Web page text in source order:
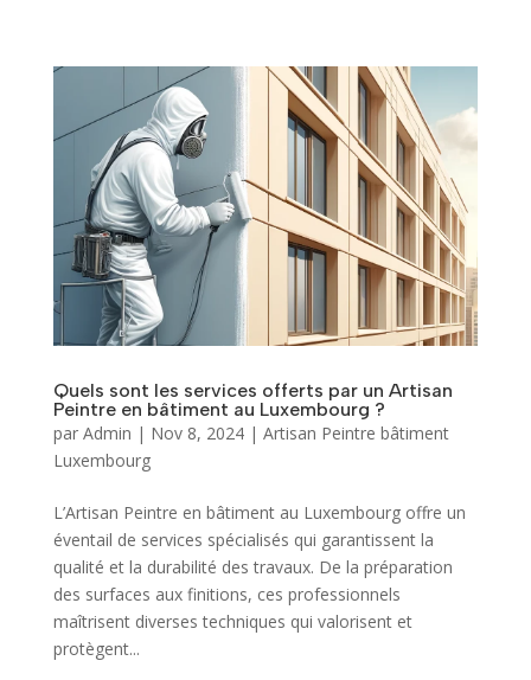
Quels sont les services offerts par un Artisan
Peintre en bâtiment au Luxembourg ?
par Admin | Nov 8, 2024| Artisan Peintre bâtiment
Luxembourg
L’Artisan Peintre en bâtiment au Luxembourg offre un
éventail de services spécialisés qui garantissent la
qualité et la durabilité des travaux. De la préparation
des surfaces aux finitions, ces professionnels
maîtrisent diverses techniques qui valorisent et
protègent...